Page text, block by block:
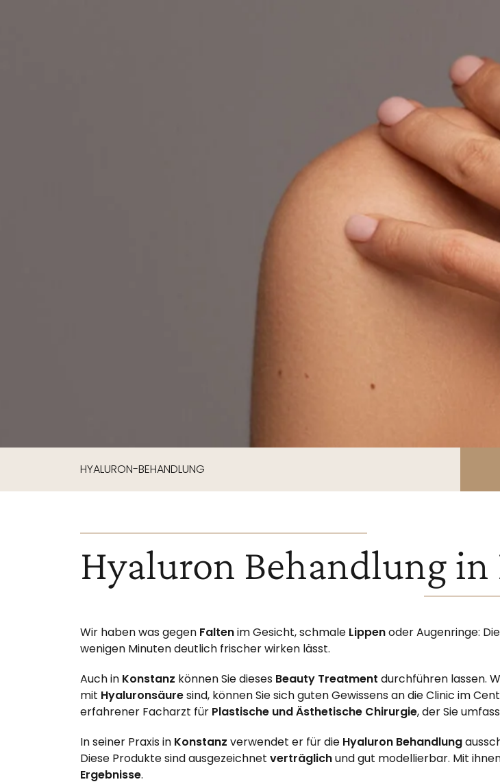
HYALURON-BEHANDLUNG
Hyaluron Behandlung in
Wir haben was gegen Faltenim Gesicht, schmale Lippenoder Augenringe: Die
wenigen Minuten deutlich frischer wirken lässt.
Auch in Konstanz können Sie dieses Beauty Treatment durchführen lassen.
mit Hyaluronsäuresind, können Sie sich guten Gewissens an die Clinic im
erfahrener Facharzt für Plastische und Ästhetische Chirurgie, der Sie
In seiner Praxis in Konstanz verwendet er für die Hyaluron Behandlung
Diese Produkte sind ausgezeichnet verträglichund gut modellierbar. Mit
Ergebnisse.